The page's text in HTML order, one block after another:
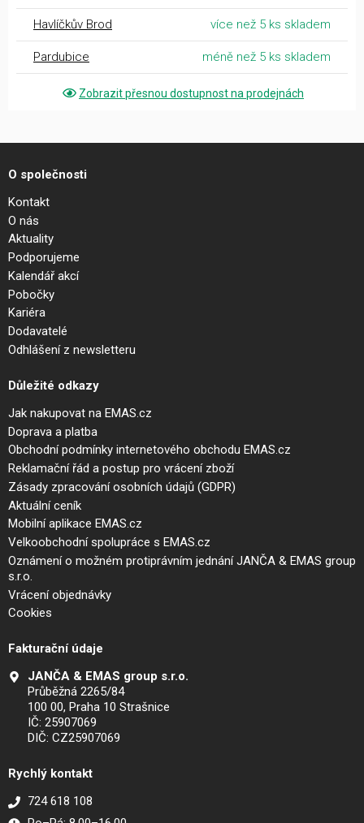
Havlíčkův Brod více než 5 ks skladem
Pardubice méně než 5 ks skladem
Zobrazit přesnou dostupnost na prodejnách
O společnosti
Kontakt
O nás
Aktuality
Podporujeme
Kalendář akcí
Pobočky
Kariéra
Dodavatelé
Odhlášení z newsletteru
Důležité odkazy
Jak nakupovat na EMAS.cz
Doprava a platba
Obchodní podmínky internetového obchodu EMAS.cz
Reklamační řád a postup pro vrácení zboží
Zásady zpracování osobních údajů (GDPR)
Aktuální ceník
Mobilní aplikace EMAS.cz
Velkoobchodní spolupráce s EMAS.cz
Oznámení o možném protiprávním jednání JANČA & EMAS group
s.r.o.
Vrácení objednávky
Cookies
Fakturační údaje
JANČA & EMAS group s.r.o.
Průběžná 2265/84
100 00, Praha 10 Strašnice
IČ: 25907069
DIČ: CZ25907069
Rychlý kontakt
724 618 108